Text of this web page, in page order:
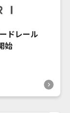
ドレール
始